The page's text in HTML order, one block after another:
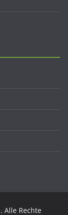
. Alle Rechte